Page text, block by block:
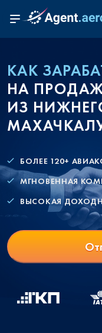
КАК
НА
ИЗ
МАХАЧКАЛУ
БОЛЕЕ 120+
МГНОВЕННАЯ
ВЫСОКАЯ